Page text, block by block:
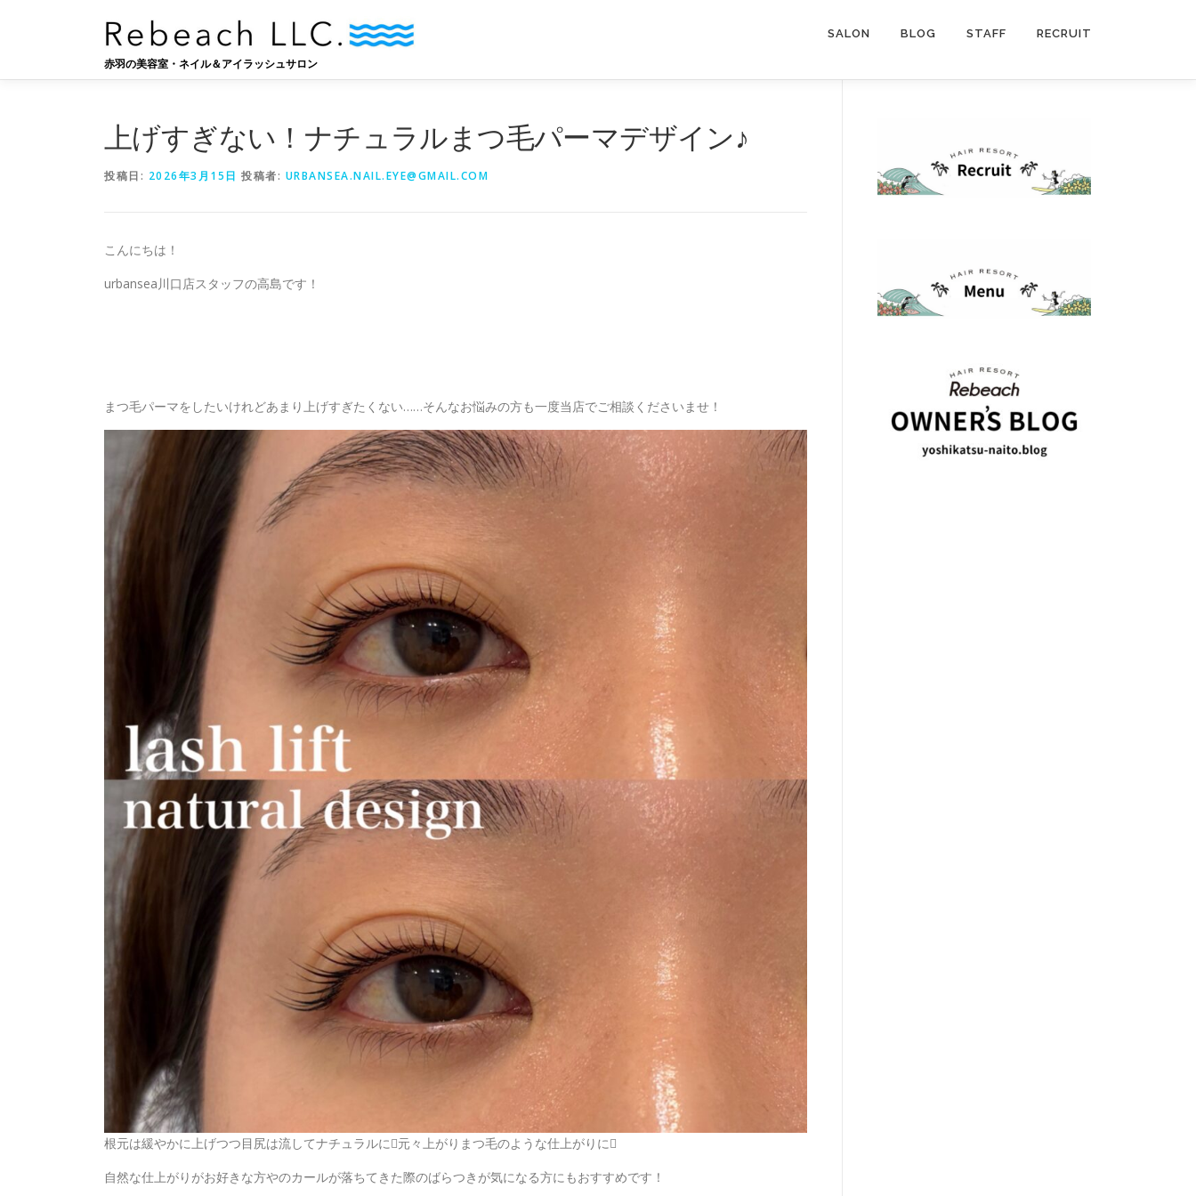
赤羽の美容室・ネイル＆アイラッシュサロン
SALON BLOG STAFF RECRUIT
上げすぎない！ナチュラルまつ毛パーマデザイン♪
投稿日: 2026年3月15日 投稿者: URBANSEA.NAIL.EYE@GMAIL.COM
こんにちは！
urbansea川口店スタッフの高島です！
まつ毛パーマをしたいけれどあまり上げすぎたくない……そんなお悩みの方も一度当店でご相談くださいませ！
根元は緩やかに上げつつ目尻は流してナチュラルに元々上がりまつ毛のような仕上がりに
自然な仕上がりがお好きな方やのカールが落ちてきた際のばらつきが気になる方にもおすすめです！